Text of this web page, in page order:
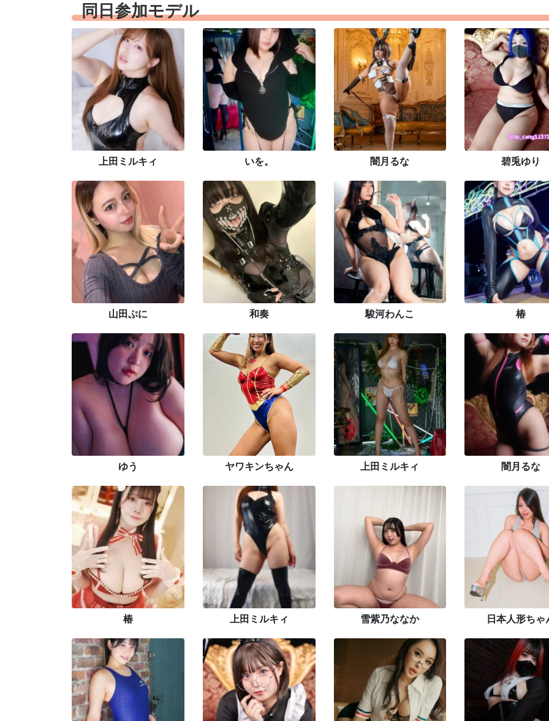
同日参加モデル
上田ミルキィ いを。 闇月るな 碧兎ゆり
山田ぷに 和奏 駿河わんこ 椿
ゆう ヤワキンちゃん 上田ミルキィ 闇月るな
椿 上田ミルキィ 雪紫乃ななか 日本人形ちゃ